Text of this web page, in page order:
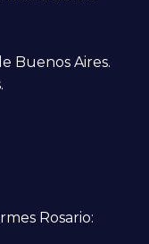
Buenos Aires.
Rosario: